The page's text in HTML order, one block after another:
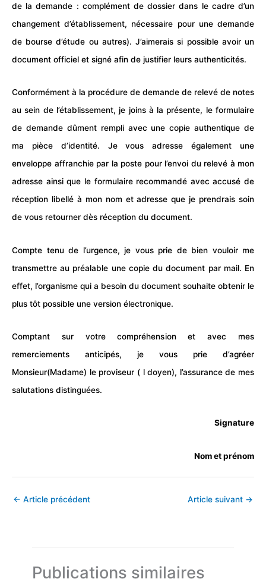
de la demande : complément de dossier dans le cadre d’un
changement d’établissement, nécessaire pour une demande
de bourse d’étude ou autres). J’aimerais si possible avoir un
document officiel et signé afin de justifier leurs authenticités.
Conformément à la procédure de demande de relevé de notes
au sein de l’établissement, je joins à la présente, le formulaire
de demande dûment rempli avec une copie authentique de
ma pièce d’identité. Je vous adresse également une
enveloppe affranchie par la poste pour l’envoi du relevé à mon
adresse ainsi que le formulaire recommandé avec accusé de
réception libellé à mon nom et adresse que je prendrais soin
de vous retourner dès réception du document.
Compte tenu de l’urgence, je vous prie de bien vouloir me
transmettre au préalable une copie du document par mail. En
effet, l’organisme qui a besoin du document souhaite obtenir le
plus tôt possible une version électronique.
Comptant sur votre compréhension et avec mes
remerciements anticipés, je vous prie d’agréer
Monsieur(Madame) le proviseur ( l doyen), l’assurance de mes
salutations distinguées.
Signature
Nom et prénom
← Article précédent Article suivant →
Publications similaires